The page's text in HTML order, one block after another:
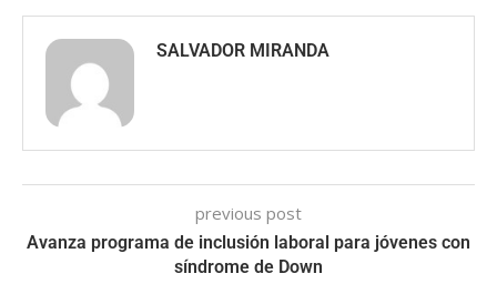
SALVADOR MIRANDA
previous post
Avanza programa de inclusión laboral para jóvenes con
síndrome de Down